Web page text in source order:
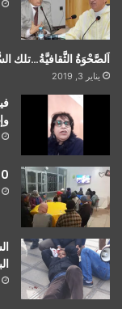
اَلصَّحْوَةُ الثَّقافيَّةُ…تلك
يناير 3, 2019
50 مُشرّدًا